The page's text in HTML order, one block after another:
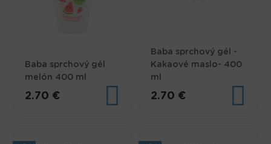
Baba sprchový gél
melón 400 ml
2.70 €
Baba sprchový gél -
Kakaové maslo- 400
ml
2.70 €